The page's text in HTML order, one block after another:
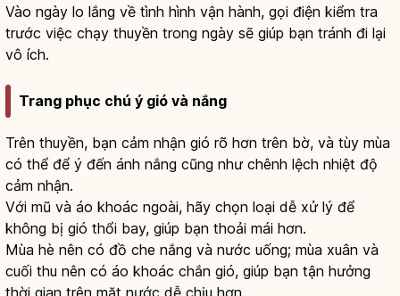
Vào ngày lo lắng về tình hình vận hành, gọi điện kiểm tra
trước việc chạy thuyền trong ngày sẽ giúp bạn tránh đi lại
vô ích.
Trang phục chú ý gió và nắng
Trên thuyền, bạn cảm nhận gió rõ hơn trên bờ, và tùy mùa
có thể để ý đến ánh nắng cũng như chênh lệch nhiệt độ
cảm nhận.
Với mũ và áo khoác ngoài, hãy chọn loại dễ xử lý để
không bị gió thổi bay, giúp bạn thoải mái hơn.
Mùa hè nên có đồ che nắng và nước uống; mùa xuân và
cuối thu nên có áo khoác chắn gió, giúp bạn tận hưởng